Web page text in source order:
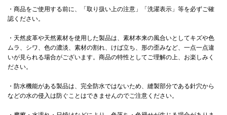
・商品をご使用する前に、「取り扱い上の注意」「洗濯表示」等を必ずご確
認ください。
・天然皮革や天然素材を使用した製品は、素材本来の風合いとしてキズや色
ムラ、シワ、色の濃淡、素材の割れ、けば立ち、形の歪みなど、一点一点違
いが見られる場合がございます。商品の特性としてご理解の上、お楽しみく
ださい。
・防水機能がある製品は、完全防水ではないため、縫製部分である針穴から
などの水の侵入は防ぐことはできませんのでご注意ください。